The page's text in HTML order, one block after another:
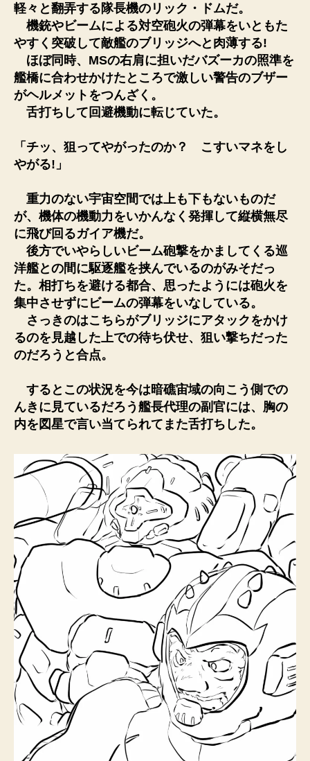
軽々と翻弄する隊長機のリック・ドムだ。
機銃やビームによる対空砲火の弾幕をいともた
やすく突破して敵艦のブリッジへと肉薄する!
ほぼ同時、MSの右肩に担いだバズーカの照準を
艦橋に合わせかけたところで激しい警告のブザー
がヘルメットをつんざく。
舌打ちして回避機動に転じていた。
「チッ、狙ってやがったのか？ こすいマネをし
やがる!」
重力のない宇宙空間では上も下もないものだ
が、機体の機動力をいかんなく発揮して縦横無尽
に飛び回るガイア機だ。
後方でいやらしいビーム砲撃をかましてくる巡
洋艦との間に駆逐艦を挟んでいるのがみそだっ
た。相打ちを避ける都合、思ったようには砲火を
集中させずにビームの弾幕をいなしている。
さっきのはこちらがブリッジにアタックをかけ
るのを見越した上での待ち伏せ、狙い撃ちだった
のだろうと合点。
するとこの状況を今は暗礁宙域の向こう側での
んきに見ているだろう艦長代理の副官には、胸の
内を図星で言い当てられてまた舌打ちした。